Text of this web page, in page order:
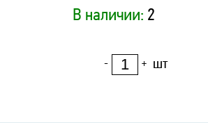
В наличии: 2
- + шт